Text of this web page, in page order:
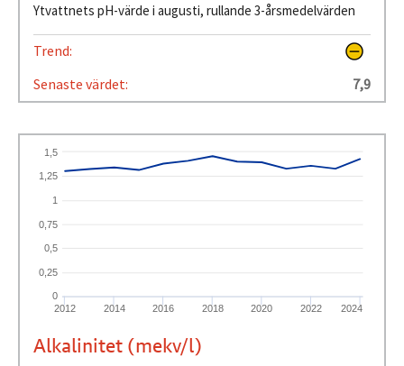
Ytvattnets pH-värde i augusti, rullande 3-årsmedelvärden
Trend:
Senaste värdet:
7,9
2012 2014 2016 2018 2020 2022 2024
0
0,25
0,5
0,75
1
1,25
1,5
Alkalinitet (mekv/l)